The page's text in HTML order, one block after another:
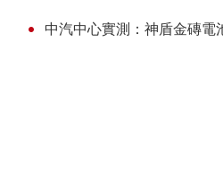
中汽中心實測：神盾金磚